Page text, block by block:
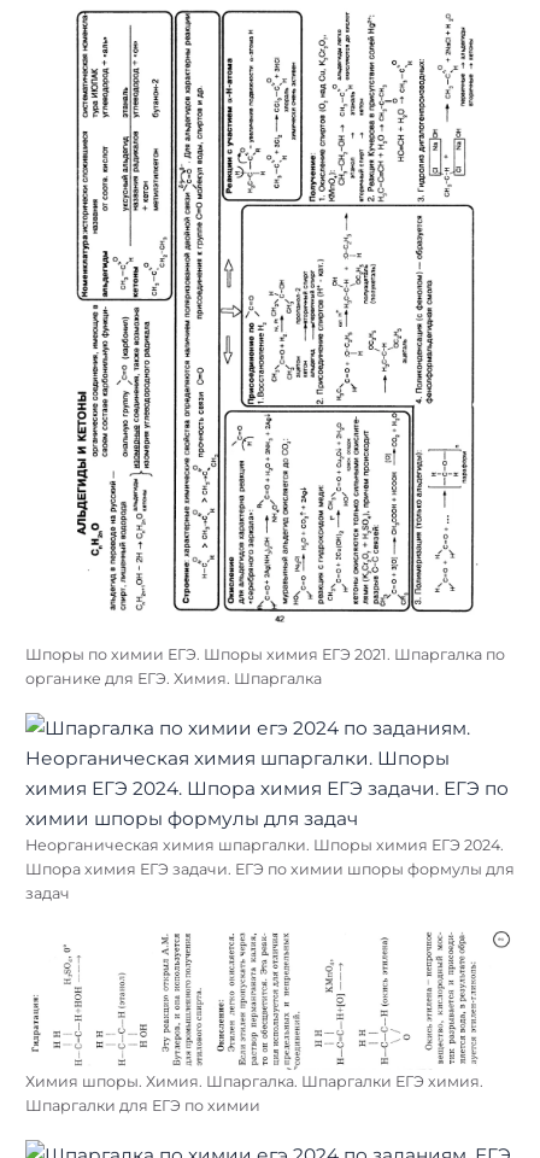
Шпоры по химии ЕГЭ. Шпоры химия ЕГЭ 2021. Шпаргалка по
органике для ЕГЭ. Химия. Шпаргалка
Неорганическая химия шпаргалки. Шпоры химия ЕГЭ 2024.
Шпора химия ЕГЭ задачи. ЕГЭ по химии шпоры формулы для
задач
Химия шпоры. Химия. Шпаргалка. Шпаргалки ЕГЭ химия.
Шпаргалки для ЕГЭ по химии